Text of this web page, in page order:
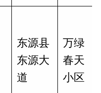
东源县
东源大
道
万绿
春天
小区